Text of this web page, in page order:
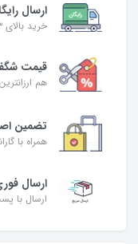
ارسال
خرید بالای ۳ میلیون
قیمت
هم
تضمین
همراه با
ارسال
ارسال با